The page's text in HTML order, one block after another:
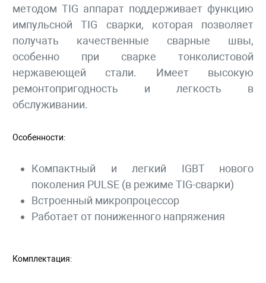
методом TIG аппарат поддерживает функцию
импульсной TIG сварки, которая позволяет
получать качественные сварные швы,
особенно при сварке тонколистовой
нержавеющей стали. Имеет высокую
ремонтопригодность и легкость в
обслуживании.
Особенности:
Компактный и легкий IGBT нового
поколения PULSE (в режиме TIG-сварки)
Встроенный микропроцессор
Работает от пониженного напряжения
Комплектация: